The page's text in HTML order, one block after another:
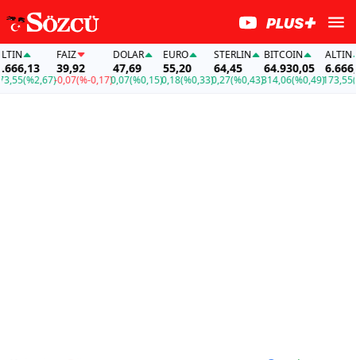
(%2,67)
39,92
-0,07(%-0,17)
DOLAR
47,69
0,07(%0,15)
EURO
55,20
0,18(%0,33)
STERLIN
64,45
0,27(%0,43)
BITCOIN
64.930,05
314,06(%0,49)
ALTIN
6.666,13
173,55